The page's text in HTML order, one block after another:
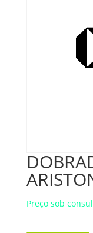
Preço sob